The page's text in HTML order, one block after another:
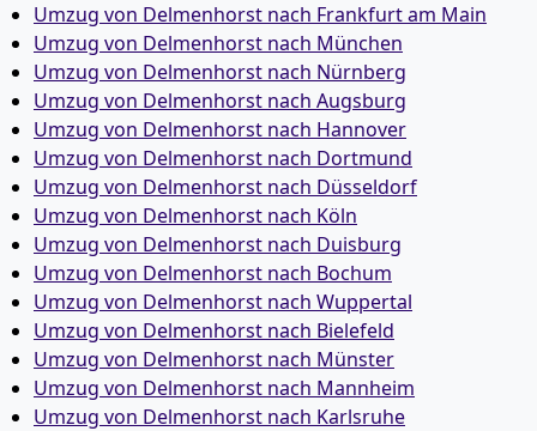
Umzug von Delmenhorst nach Frankfurt am Main
Umzug von Delmenhorst nach München
Umzug von Delmenhorst nach Nürnberg
Umzug von Delmenhorst nach Augsburg
Umzug von Delmenhorst nach Hannover
Umzug von Delmenhorst nach Dortmund
Umzug von Delmenhorst nach Düsseldorf
Umzug von Delmenhorst nach Köln
Umzug von Delmenhorst nach Duisburg
Umzug von Delmenhorst nach Bochum
Umzug von Delmenhorst nach Wuppertal
Umzug von Delmenhorst nach Bielefeld
Umzug von Delmenhorst nach Münster
Umzug von Delmenhorst nach Mannheim
Umzug von Delmenhorst nach Karlsruhe